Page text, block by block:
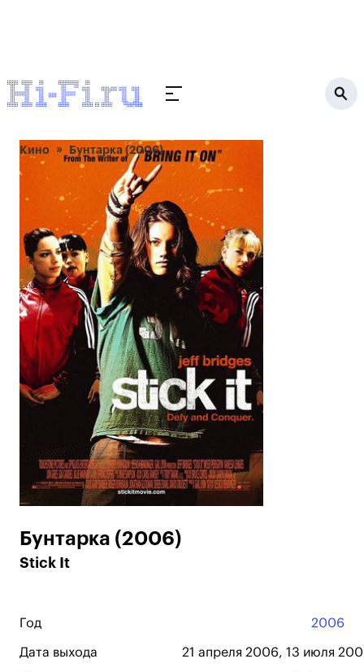
Кино Бунтарка (2006)
Бунтарка (2006)
Stick It
Год 2006
Дата выхода 21 апреля 2006, 13 июля